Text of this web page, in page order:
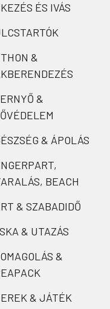
ÉS IVÁS
&
&
& ÁPOLÁS
BEACH
& SZABADIDŐ
& UTAZÁS
&
& JÁTÉK